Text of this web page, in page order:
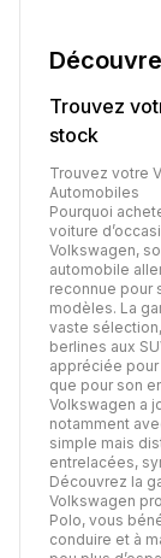
Trouvez
stock
Trouvez votre
Automobiles
Pourquoi
voiture
Volkswagen,
automobile
reconnue pour
modèles. La
vaste
berlines aux
appréciée
que pour son
Volkswagen a
notamment
simple mais
entrelacées,
Découvrez la
Volkswagen
Polo, vous
conduire et à